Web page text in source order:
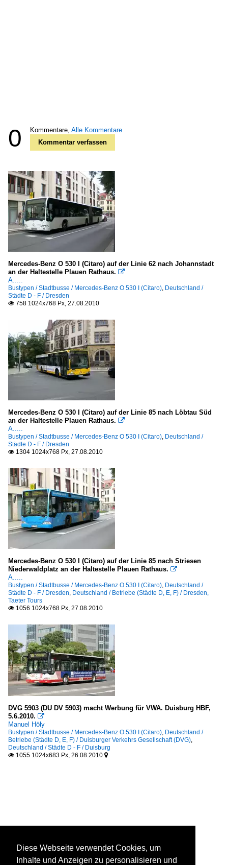
0 Kommentare, Alle Kommentare
Kommentar verfassen
Mercedes-Benz O 530 I (Citaro) auf der Linie 62 nach Johannstadt
an der Haltestelle Plauen Rathaus. 
A.....
Bustypen / Stadtbusse / Mercedes-Benz O 530 I (Citaro), Deutschland /
Städte D - F / Dresden
 758 1024x768 Px, 27.08.2010
Mercedes-Benz O 530 I (Citaro) auf der Linie 85 nach Löbtau Süd
an der Haltestelle Plauen Rathaus. 
A.....
Bustypen / Stadtbusse / Mercedes-Benz O 530 I (Citaro), Deutschland /
Städte D - F / Dresden
 1304 1024x768 Px, 27.08.2010
Mercedes-Benz O 530 I (Citaro) auf der Linie 85 nach Striesen
Niederwaldplatz an der Haltestelle Plauen Rathaus. 
A.....
Bustypen / Stadtbusse / Mercedes-Benz O 530 I (Citaro), Deutschland /
Städte D - F / Dresden, Deutschland / Betriebe (Städte D, E, F) / Dresden,
Taeter Tours
 1056 1024x768 Px, 27.08.2010
DVG 5903 (DU DV 5903) macht Werbung für VWA. Duisburg HBF,
5.6.2010. 
Manuel Höly
Bustypen / Stadtbusse / Mercedes-Benz O 530 I (Citaro), Deutschland /
Betriebe (Städte D, E, F) / Duisburger Verkehrs Gesellschaft (DVG),
Deutschland / Städte D - F / Duisburg
 1055 1024x683 Px, 26.08.2010 
Diese Webseite verwendet Cookies, um
Inhalte und Anzeigen zu personalisieren und